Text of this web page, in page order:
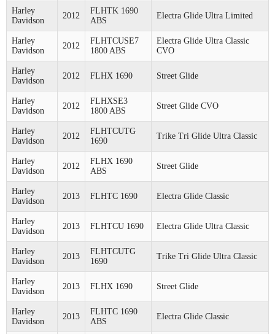
Harley
Davidson
2012
FLHTK 1690
ABS
Electra Glide Ultra Limited
Harley
Davidson
2012
FLHTCUSE7
1800 ABS
Electra Glide Ultra Classic
CVO
Harley
Davidson
2012 FLHX 1690 Street Glide
Harley
Davidson
2012
FLHXSE3
1800 ABS
Street Glide CVO
Harley
Davidson
2012
FLHTCUTG
1690
Trike Tri Glide Ultra Classic
Harley
Davidson
2012
FLHX 1690
ABS
Street Glide
Harley
Davidson
2013 FLHTC 1690 Electra Glide Classic
Harley
Davidson
2013 FLHTCU 1690 Electra Glide Ultra Classic
Harley
Davidson
2013
FLHTCUTG
1690
Trike Tri Glide Ultra Classic
Harley
Davidson
2013 FLHX 1690 Street Glide
Harley
Davidson
2013
FLHTC 1690
ABS
Electra Glide Classic